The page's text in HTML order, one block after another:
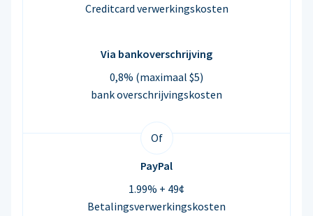
Creditcard verwerkingskosten
Via bankoverschrijving
0,8% (maximaal $5)
bank overschrijvingskosten
Of
PayPal
1.99% + 49¢
Betalingsverwerkingskosten